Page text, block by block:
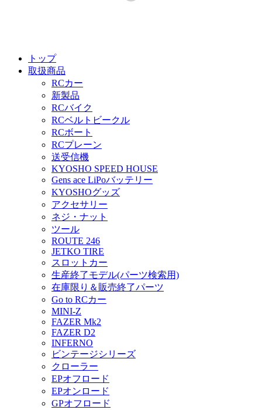
トップ
取扱商品
RCカー
新製品
RCバイク
RCベルトビークル
RCボート
RCプレーン
送受信機
KYOSHO SPEED HOUSE
Gens ace LiPoバッテリー
KYOSHOグッズ
アクセサリー
ネジ・ナット
ツール
ROUTE 246
JETKO TIRE
スロットカー
生産終了モデル(パーツ検索用)
在庫限り＆販売終了パーツ
Go to RCカー
MINI-Z
FAZER Mk2
FAZER D2
INFERNO
ビンテージシリーズ
クローラー
EPオフロード
EPオンロード
GPオフロード